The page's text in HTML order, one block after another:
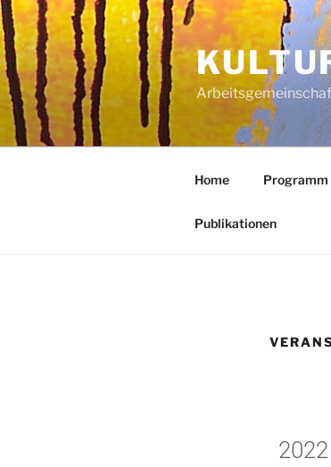
Home Programm
Publikationen